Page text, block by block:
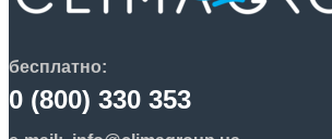
бесплатно:
0 (800) 330 353